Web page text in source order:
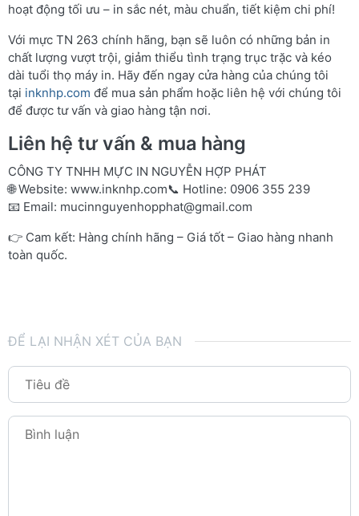
hoạt động tối ưu – in sắc nét, màu chuẩn, tiết kiệm chi phí!
Với mực TN 263 chính hãng, bạn sẽ luôn có những bản in
chất lượng vượt trội, giảm thiểu tình trạng trục trặc và kéo
dài tuổi thọ máy in. Hãy đến ngay cửa hàng của chúng tôi
tại inknhp.com để mua sản phẩm hoặc liên hệ với chúng tôi
để được tư vấn và giao hàng tận nơi.
Liên hệ tư vấn & mua hàng
CÔNG TY TNHH MỰC IN NGUYỄN HỢP PHÁT
🌐 Website: www.inknhp.com📞 Hotline: 0906 355 239
📧 Email: mucinnguyenhopphat@gmail.com
👉 Cam kết: Hàng chính hãng – Giá tốt – Giao hàng nhanh
toàn quốc.
ĐỂ LẠI NHẬN XÉT CỦA BẠN